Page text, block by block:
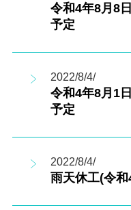
令和4年8月8
予定
2022/8/4/
令和4年8月1
予定
2022/8/4/
雨天休工(令